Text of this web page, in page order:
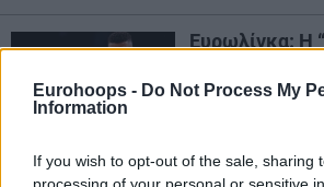
Eurohoops - Do Not Process My
Information
If you wish to opt-out of the sale, sharing
processing of your personal or sensitive
Ευρωλίγκα: Η
Αμυντικού
Ανάλυση για τους κορυφαίους
του κορυφαίου αμυντικού της